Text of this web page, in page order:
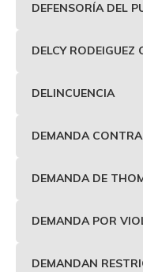
DEFENSORÍA DEL
DELCY RODEIGUEZ
DELINCUENCIA
DEMANDA
DEMANDA DE
DEMANDA POR
DEMANDAN